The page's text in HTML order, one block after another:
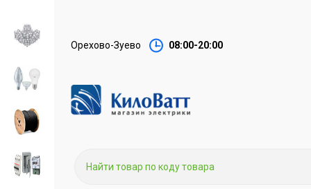
Орехово-Зуево 08:00-20:00